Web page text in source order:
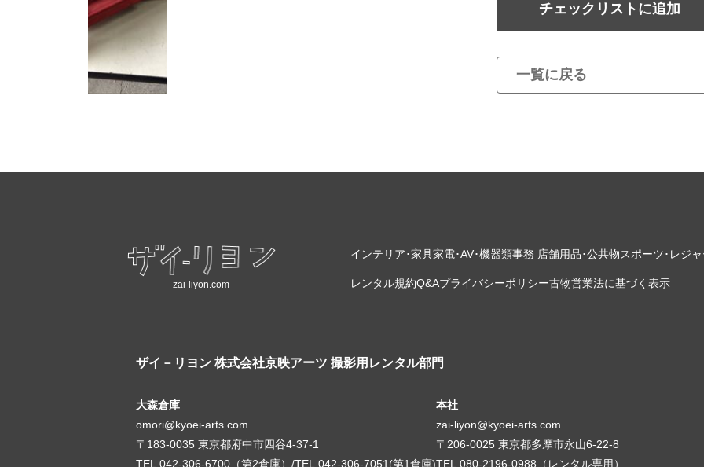
チェックリストに追加
一覧に戻る
zai-liyon.com
インテリア･家具家電･AV･機器類事務 店舗用品･公共物スポーツ･レジ
レンタル規約Q&Aプライバシーポリシー古物営業法に基づく表示
ザイ－リヨン 株式会社京映アーツ 撮影用レンタル部門
大森倉庫
omori@kyoei-arts.com
〒183-0035 東京都府中市四谷4-37-1
TEL.042-306-6700（第2倉庫）/TEL.042-306-7051(第1倉庫)
本社
zai-liyon@kyoei-arts.com
〒206-0025 東京都多摩市永山6-22-8
TEL.080-2196-0988（レンタル専用）